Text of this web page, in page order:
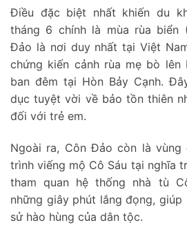
Điều đặc biệt nhất khiến du
tháng 6 chính là mùa rùa biển
Đảo là nơi duy nhất tại Việt
chứng kiến cảnh rùa mẹ bò
ban đêm tại Hòn Bảy Cạnh.
dục tuyệt vời về bảo tồn thiên
đối với trẻ em.
Ngoài ra, Côn Đảo còn là vùng
trình viếng mộ Cô Sáu tại nghĩa
tham quan hệ thống nhà tù
những giây phút lắng đọng, giúp
sử hào hùng của dân tộc.